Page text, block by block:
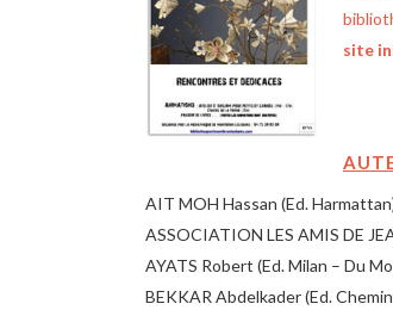
site
AIT MOH Hassan (Ed.
ASSOCIATION LES AMIS DE
AYATS Robert (Ed. Milan – Du
BEKKAR Abdelkader (Ed.